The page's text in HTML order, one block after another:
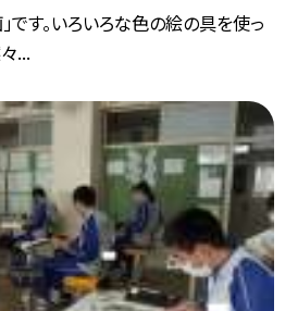
です。いろいろな色の絵の具を使っ
...